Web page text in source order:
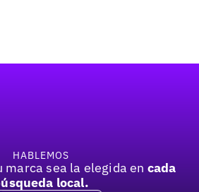
HABLEMOS
marca sea la elegida en cada
local.